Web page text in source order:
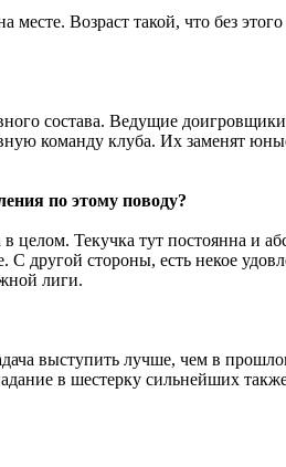
Возраст такой, что без
состава. Ведущие
команду клуба. Их заменят
по этому поводу?
Текучка тут постоянна и
стороны, есть некое
лиги.
выступить лучше, чем в
в шестерку сильнейших